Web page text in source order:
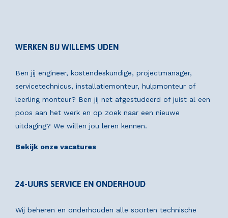
WERKEN BIJ WILLEMS UDEN
Ben jij engineer, kostendeskundige, projectmanager,
servicetechnicus, installatiemonteur, hulpmonteur of
leerling monteur? Ben jij net afgestudeerd of juist al een
poos aan het werk en op zoek naar een nieuwe
uitdaging? We willen jou leren kennen.
Bekijk onze vacatures
24-UURS SERVICE EN ONDERHOUD
Wij beheren en onderhouden alle soorten technische